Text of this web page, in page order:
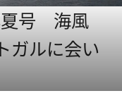
夏号 海風
ガルに会い